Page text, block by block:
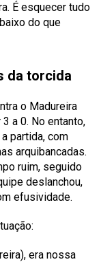
É esquecer tudo
do que
da torcida
o Madureira
a 0. No entanto,
partida, com
arquibancadas.
ruim, seguido
deslanchou,
efusividade.
era nossa